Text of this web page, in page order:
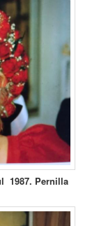
1987. Pernilla